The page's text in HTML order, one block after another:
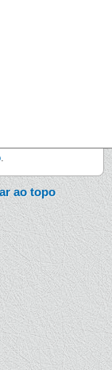
.
ao topo